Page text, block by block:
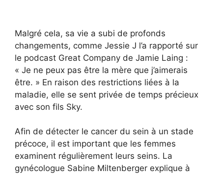
Malgré cela, sa vie a subi de profonds
changements, comme Jessie J l’a rapporté sur
le podcast Great Company de Jamie Laing :
« Je ne peux pas être la mère que j’aimerais
être. » En raison des restrictions liées à la
maladie, elle se sent privée de temps précieux
avec son fils Sky.
Afin de détecter le cancer du sein à un stade
précoce, il est important que les femmes
examinent régulièrement leurs seins. La
gynécologue Sabine Miltenberger explique à